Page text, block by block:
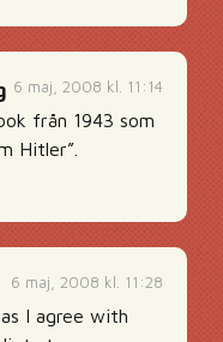
6 maj, 2008 kl. 11:14
från 1943 som
Hitler”.
6 maj, 2008 kl. 11:28
I agree with